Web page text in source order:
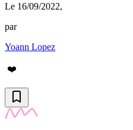
Le 16/09/2022,
par
Yoann Lopez
❤️